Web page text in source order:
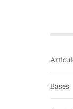
Bases